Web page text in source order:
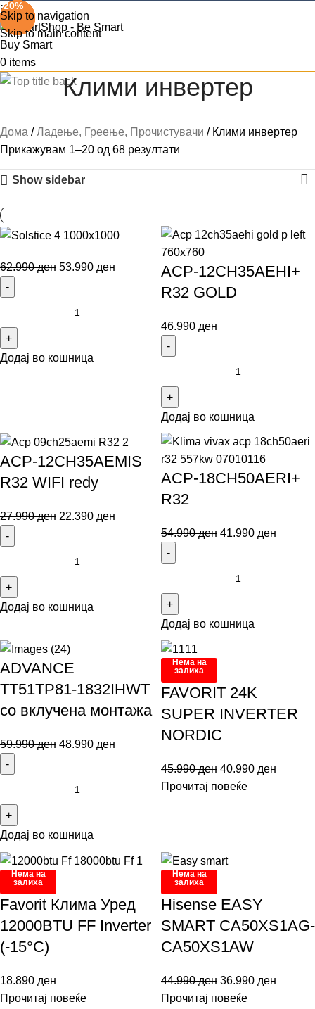
Skip to navigation
Skip to main content
Menu
0 items
Клими инвертер
Дома Ладење, Греење, Прочистувачи
Клими инвертер
Прикажувам 1–20 од 68 резултати
Show sidebar
-14%
62.990ден 53.990 ден
Додај во кошница
ACP-12CH35AEHI+
R32 GOLD
46.990 ден
Додај во кошница
-20%
ACP-12CH35AEMIS
R32 WIFI redy
27.990ден 22.390 ден
Додај во кошница
-24%
ACP-18CH50AERI+
R32
54.990ден 41.990 ден
Додај во кошница
-18%
ADVANCE
TT51TP81-1832IHWT
со вклучена монтажа
59.990ден 48.990 ден
Додај во кошница
Нема на
залиха
-11%
FAVORIT 24K
SUPER INVERTER
NORDIC
45.990ден 40.990 ден
Прочитај повеќе
Нема на
залиха
Favorit Клима Уред
12000BTU FF Inverter
(-15°C)
18.890 ден
Прочитај повеќе
Нема на
залиха
-18%
Hisense EASY
SMART CA50XS1AG-
CA50XS1AW
44.990ден 36.990 ден
Прочитај повеќе
-11%
-10%
-21%
-14%
-7%
-21%
-17%
-30%
-30%
-16%
-20%